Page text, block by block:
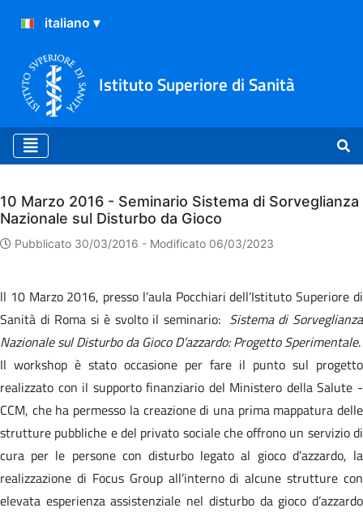
Istituto Superiore di Sanità
Archivio
10 Marzo 2016 - Seminario Sistema di Sorveglianza
Nazionale sul Disturbo da Gioco
Pubblicato 30/03/2016 - Modificato 06/03/2023
ll 10 Marzo 2016, presso l’aula Pocchiari dell’Istituto Superiore di
Sanità di Roma si è svolto il seminario: Sistema di Sorveglianza
Nazionale sul Disturbo da Gioco D’azzardo: Progetto Sperimentale.
Il workshop è stato occasione per fare il punto sul progetto
realizzato con il supporto finanziario del Ministero della Salute -
CCM, che ha permesso la creazione di una prima mappatura delle
strutture pubbliche e del privato sociale che offrono un servizio di
cura per le persone con disturbo legato al gioco d’azzardo, la
realizzazione di Focus Group all’interno di alcune strutture con
elevata esperienza assistenziale nel disturbo da gioco d’azzardo